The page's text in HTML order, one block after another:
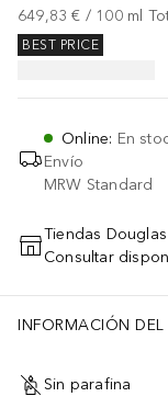
649,83 € / 100 ml
BEST PRICE
Online: En
Envío
MRW Standard
Tiendas Douglas
Consultar
INFORMACIÓN
Sin parafina